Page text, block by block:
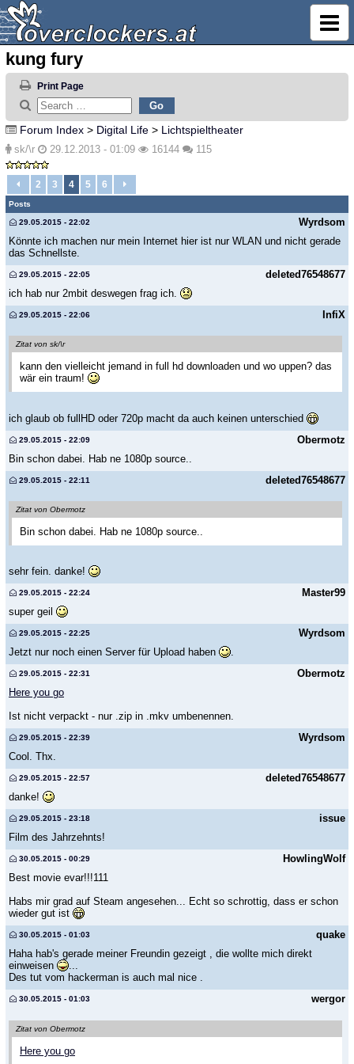
kung fury
Print Page
Forum Index > Digital Life > Lichtspieltheater
sk/\r 29.12.2013 - 01:09 16144 115
2 3 4 5 6
Posts
Wyrdsom
29.05.2015 - 22:02
Könnte ich machen nur mein Internet hier ist nur WLAN und nicht gerade
das Schnellste.
deleted76548677
29.05.2015 - 22:05
ich hab nur 2mbit deswegen frag ich.
InfiX
29.05.2015 - 22:06
Zitat von sk/\r
kann den vielleicht jemand in full hd downloaden und wo uppen? das
wär ein traum!
ich glaub ob fullHD oder 720p macht da auch keinen unterschied
Obermotz
29.05.2015 - 22:09
Bin schon dabei. Hab ne 1080p source..
deleted76548677
29.05.2015 - 22:11
Zitat von Obermotz
Bin schon dabei. Hab ne 1080p source..
sehr fein. danke!
Master99
29.05.2015 - 22:24
super geil
Wyrdsom
29.05.2015 - 22:25
Jetzt nur noch einen Server für Upload haben
.
Obermotz
29.05.2015 - 22:31
Here you go
Ist nicht verpackt - nur .zip in .mkv umbenennen.
Wyrdsom
29.05.2015 - 22:39
Cool. Thx.
deleted76548677
29.05.2015 - 22:57
danke!
issue
29.05.2015 - 23:18
Film des Jahrzehnts!
HowlingWolf
30.05.2015 - 00:29
Best movie evar!!!111
Habs mir grad auf Steam angesehen... Echt so schrottig, dass er schon
wieder gut ist
quake
30.05.2015 - 01:03
Haha hab's gerade meiner Freundin gezeigt , die wollte mich direkt
einweisen
...
Des tut vom hackerman is auch mal nice .
wergor
30.05.2015 - 01:03
Zitat von Obermotz
Here you go